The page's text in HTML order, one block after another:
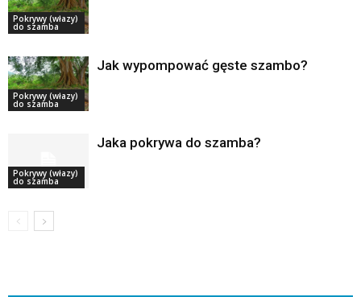
Pokrywy (włazy)
do szamba
Pokrywy (włazy)
do szamba
Jak wypompować gęste szambo?
Pokrywy (włazy)
do szamba
Jaka pokrywa do szamba?